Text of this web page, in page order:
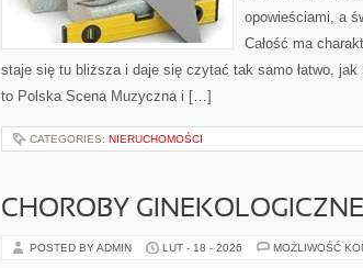
opowieściami, a
Całość ma
staje się tu bliższa i daje się czytać tak samo łatwo, jak
to Polska Scena Muzyczna i […]
CATEGORIES: NIERUCHOMOŚCI
CHOROBY GINEKOLOGICZNE
POSTED BY ADMIN LUT - 18 - 2026 MOŻLIWOŚĆ